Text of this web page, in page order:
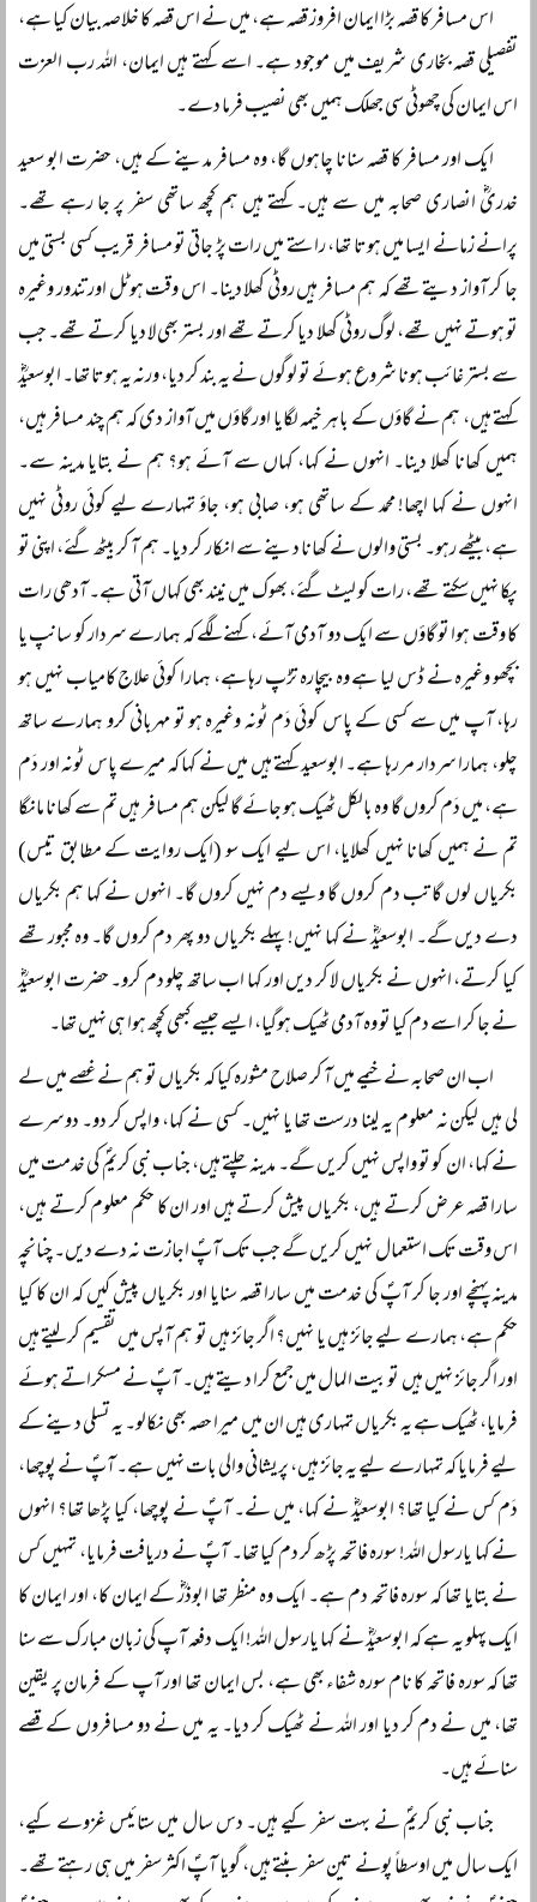
اس مسافر کا قصہ بڑا ایمان افروز قصہ ہے، میں نے اس قصہ کا خلاصہ بیان کیا ہے،
تفصیلی قصہ بخاری شریف میں موجود ہے۔ اسے کہتے ہیں ایمان، اللہ رب العزت
اس ایمان کی چھوٹی سی جھلک ہمیں بھی نصیب فرما دے۔
ایک اور مسافر کا قصہ سنانا چاہوں گا، وہ مسافر مدینے کے ہیں، حضرت ابو سعید
خدریؓ انصاری صحابہ میں سے ہیں۔ کہتے ہیں ہم کچھ ساتھی سفر پر جا رہے تھے۔
پرانے زمانے ایسا میں ہوتا تھا، راستے میں رات پڑ جاتی تو مسافر قریب کسی بستی میں
جا کر آواز دیتے تھے کہ ہم مسافر ہیں روٹی کھلا دینا۔ اس وقت ہوٹل اور تندور وغیرہ
تو ہوتے نہیں تھے، لوگ روٹی کھلا دیا کرتے تھے اور بستر بھی لا دیا کرتے تھے۔ جب
سے بستر غائب ہونا شروع ہوئے تو لوگوں نے یہ بند کر دیا، ورنہ یہ ہوتا تھا۔ ابوسعیدؓ
کہتے ہیں، ہم نے گاؤں کے باہر خیمہ لگایا اور گاؤں میں آواز دی کہ ہم چند مسافر ہیں،
ہمیں کھانا کھلا دینا۔ انہوں نے کہا، کہاں سے آئے ہو؟ ہم نے بتایا مدینہ سے۔
انہوں نے کہا اچھا! محمد کے ساتھی ہو، صابی ہو، جاؤ تمہارے لیے کوئی روٹی نہیں
ہے، بیٹھے رہو۔ بستی والوں نے کھانا دینے سے انکار کر دیا۔ ہم آ کر بیٹھ گئے، اپنی تو
پکا نہیں سکتے تھے، رات کو لیٹ گئے، بھوک میں نیند بھی کہاں آتی ہے۔ آدھی رات
کا وقت ہوا تو گاؤں سے ایک دو آدمی آئے، کہنے لگے کہ ہمارے سردار کو سانپ یا
بچھو وغیرہ نے ڈس لیا ہے وہ بیچارہ تڑپ رہا ہے، ہمارا کوئی علاج کامیاب نہیں ہو
رہا، آپ میں سے کسی کے پاس کوئی دَم ٹونہ وغیرہ ہو تو مہربانی کرو ہمارے ساتھ
چلو، ہمارا سردار مر رہا ہے۔ ابوسعید کہتے ہیں میں نے کہا کہ میرے پاس ٹونہ اور دَم
ہے، میں دَم کروں گا وہ بالکل ٹھیک ہو جائے گا لیکن ہم مسافر ہیں تم سے کھانا مانگا
تم نے ہمیں کھانا نہیں کھلایا، اس لیے ایک سو (ایک روایت کے مطابق تیس)
بکریاں لوں گا تب دم کروں گا ویسے دم نہیں کروں گا۔ انہوں نے کہا ہم بکریاں
دے دیں گے۔ ابوسعیدؓ نے کہا نہیں! پہلے بکریاں دو پھر دم کروں گا۔ وہ مجبور تھے
کیا کرتے، انہوں نے بکریاں لا کر دیں اور کہا اب ساتھ چلو دم کرو۔ حضرت ابوسعیدؓ
نے جا کر اسے دم کیا تو وہ آدمی ٹھیک ہوگیا، ایسے جیسے کبھی کچھ ہوا ہی نہیں تھا۔
اب ان صحابہ نے خیمے میں آ کر صلاح مشورہ کیا کہ بکریاں تو ہم نے غصے میں لے
لی ہیں لیکن نہ معلوم یہ لینا درست تھا یا نہیں۔ کسی نے کہا، واپس کر دو۔ دوسرے
نے کہا، ان کو تو واپس نہیں کریں گے۔ مدینہ چلتے ہیں، جناب نبی کریمؐ کی خدمت میں
سارا قصہ عرض کرتے ہیں، بکریاں پیش کرتے ہیں اور ان کا حکم معلوم کرتے ہیں،
اس وقت تک استعمال نہیں کریں گے جب تک آپؐ اجازت نہ دے دیں۔ چنانچہ
مدینہ پہنچے اور جا کر آپؐ کی خدمت میں سارا قصہ سنایا اور بکریاں پیش کیں کہ ان کا کیا
حکم ہے، ہمارے لیے جائز ہیں یا نہیں؟ اگر جائز ہیں تو ہم آپس میں تقسیم کر لیتے ہیں
اور اگر جائز نہیں ہیں تو بیت المال میں جمع کرا دیتے ہیں۔ آپؐ نے مسکراتے ہوئے
فرمایا، ٹھیک ہے یہ بکریاں تمہاری ہیں ان میں میرا حصہ بھی نکالو۔ یہ تسلی دینے کے
لیے فرمایا کہ تمہارے لیے یہ جائز ہیں، پریشانی والی بات نہیں ہے۔ آپؐ نے پوچھا،
دَم کس نے کیا تھا؟ ابوسعیدؓ نے کہا، میں نے۔ آپؐ نے پوچھا، کیا پڑھا تھا؟ انہوں
نے کہا یارسول اللہ! سورہ فاتحہ پڑھ کر دم کیا تھا۔ آپؐ نے دریافت فرمایا، تمہیں کس
نے بتایا تھا کہ سورہ فاتحہ دم ہے۔ ایک وہ منظر تھا ابوذرؓ کے ایمان کا، اور ایمان کا
ایک پہلو یہ ہے کہ ابوسعیدؓ نے کہا یارسول اللہ! ایک دفعہ آپ کی زبان مبارک سے سنا
تھا کہ سورہ فاتحہ کا نام سورہ شفاء بھی ہے، بس ایمان تھا اور آپ کے فرمان پر یقین
تھا، میں نے دم کر دیا اور اللہ نے ٹھیک کر دیا۔ یہ میں نے دو مسافروں کے قصے
سنائے ہیں۔
جناب نبی کریمؐ نے بہت سفر کیے ہیں۔ دس سال میں ستائیس غزوے کیے،
ایک سال میں اوسطاً پونے تین سفر بنتے ہیں، گویا آپؐ اکثر سفر میں ہی رہتے تھے۔